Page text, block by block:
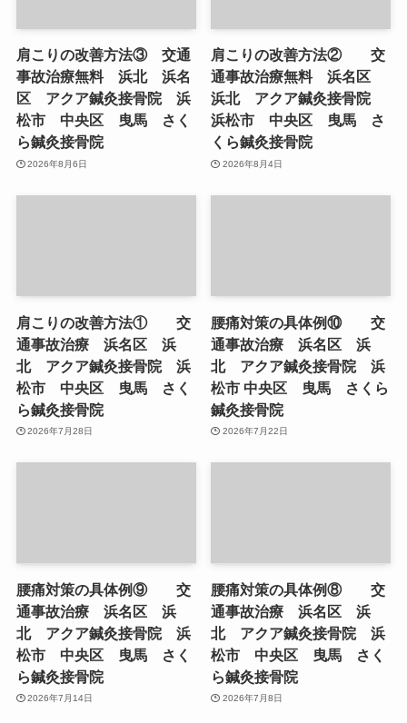
肩こりの改善方法③ 交通
事故治療無料 浜北 浜名
区 アクア鍼灸接骨院 浜
松市 中央区 曳馬 さく
ら鍼灸接骨院
2026年8月6日
肩こりの改善方法② 交
通事故治療無料 浜名区
浜北 アクア鍼灸接骨院
浜松市 中央区 曳馬 さ
くら鍼灸接骨院
2026年8月4日
肩こりの改善方法① 交
通事故治療 浜名区 浜
北 アクア鍼灸接骨院 浜
松市 中央区 曳馬 さく
ら鍼灸接骨院
2026年7月28日
腰痛対策の具体例⑩ 交
通事故治療 浜名区 浜
北 アクア鍼灸接骨院 浜
松市 中央区 曳馬 さくら
鍼灸接骨院
2026年7月22日
腰痛対策の具体例⑨ 交
通事故治療 浜名区 浜
北 アクア鍼灸接骨院 浜
松市 中央区 曳馬 さく
ら鍼灸接骨院
2026年7月14日
腰痛対策の具体例⑧ 交
通事故治療 浜名区 浜
北 アクア鍼灸接骨院 浜
松市 中央区 曳馬 さく
ら鍼灸接骨院
2026年7月8日